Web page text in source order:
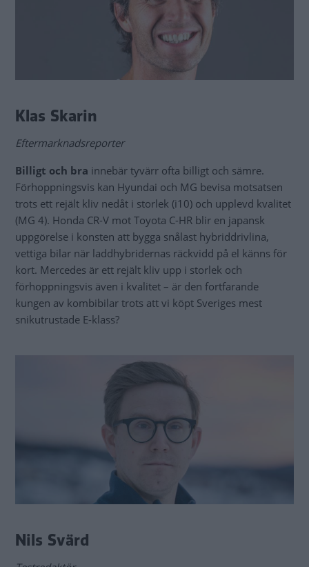
Klas Skarin
Eftermarknadsreporter
Billigt och bra innebär tyvärr ofta billigt och sämre.
Förhoppningsvis kan Hyundai och MG bevisa motsatsen
trots ett rejält kliv nedåt i storlek (i10) och upplevd kvalitet
(MG 4). Honda CR-V mot Toyota C-HR blir en japansk
uppgörelse i konsten att bygga snålast hybriddrivlina,
vettiga bilar när laddhybridernas räckvidd på el känns för
kort. Mercedes är ett rejält kliv upp i storlek och
förhoppningsvis även i kvalitet – är den fortfarande
kungen av kombibilar trots att vi köpt Sveriges mest
snikutrustade E-klass?
Nils Svärd